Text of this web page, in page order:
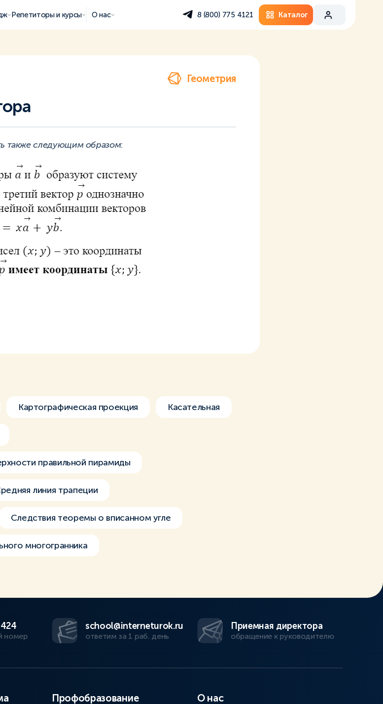
Репетиторы и курсы О нас 8 (800) 775 4121 Каталог
Геометрия
также следующим образом:
Картографическая проекция Касательная
правильной пирамиды
линия трапеции
Следствия теоремы о вписанном угле
многогранника
номер
school@interneturok.ru
ответим за 1 раб. день
Приемная директора
обращение к руководителю
Профобразование О нас